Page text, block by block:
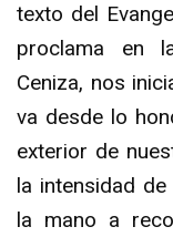
texto del
proclama en
Ceniza, nos
va desde lo
exterior de
la intensidad
la mano a